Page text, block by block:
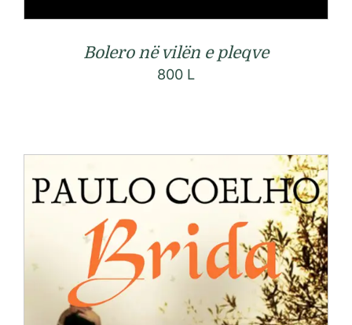
Bolero në vilën e pleqve
800 L